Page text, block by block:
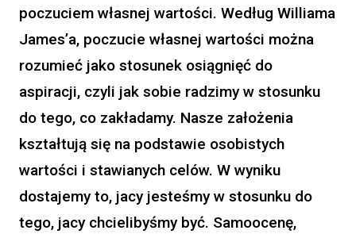
poczuciem własnej wartości. Według Williama
James’a, poczucie własnej wartości można
rozumieć jako stosunek osiągnięć do
aspiracji, czyli jak sobie radzimy w stosunku
do tego, co zakładamy. Nasze założenia
kształtują się na podstawie osobistych
wartości i stawianych celów. W wyniku
dostajemy to, jacy jesteśmy w stosunku do
tego, jacy chcielibyśmy być. Samoocenę,